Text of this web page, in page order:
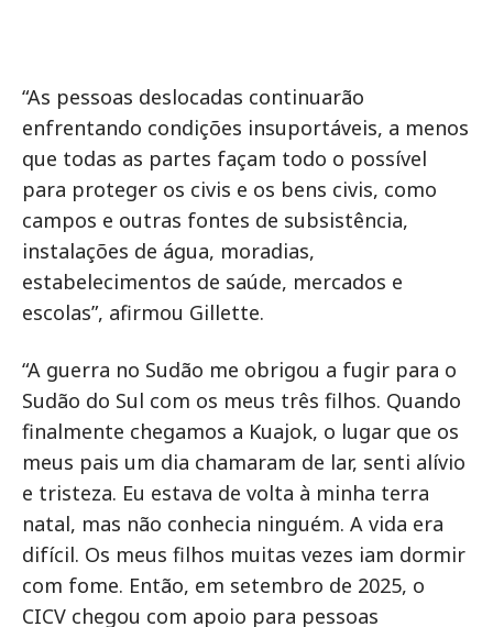
“As pessoas deslocadas continuarão
enfrentando condições insuportáveis, a menos
que todas as partes façam todo o possível
para proteger os civis e os bens civis, como
campos e outras fontes de subsistência,
instalações de água, moradias,
estabelecimentos de saúde, mercados e
escolas”, afirmou Gillette.
“A guerra no Sudão me obrigou a fugir para o
Sudão do Sul com os meus três filhos. Quando
finalmente chegamos a Kuajok, o lugar que os
meus pais um dia chamaram de lar, senti alívio
e tristeza. Eu estava de volta à minha terra
natal, mas não conhecia ninguém. A vida era
difícil. Os meus filhos muitas vezes iam dormir
com fome. Então, em setembro de 2025, o
CICV chegou com apoio para pessoas